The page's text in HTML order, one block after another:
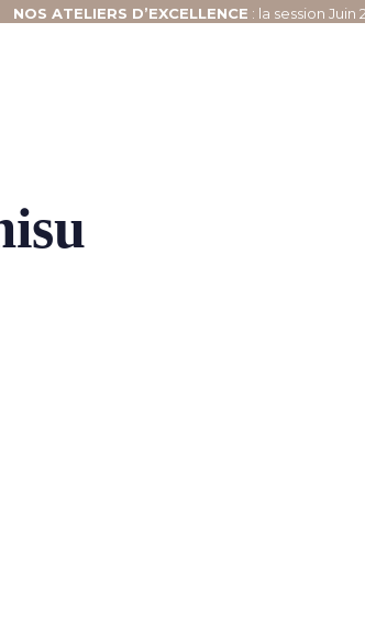
NOS ATELIERS D’EXCELLENCE : la session